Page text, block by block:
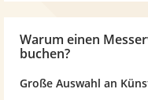
Warum einen
buchen?
Große Auswahl an